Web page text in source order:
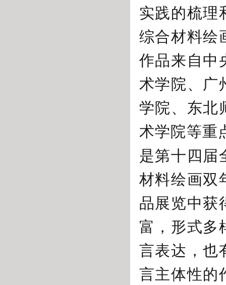
实践的梳理
综合材料绘
作品来自中
术学院、广
学院、东北
术学院等重
是第十四届
材料绘画双
品展览中获
富，形式多
言表达，也
言主体性的